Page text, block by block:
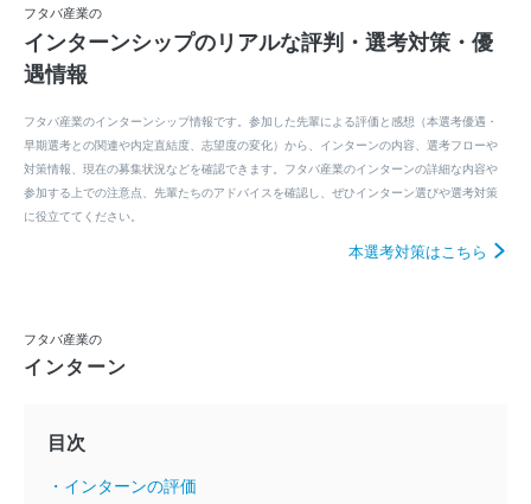
フタバ産業の
インターンシップのリアルな評判・選考対策・優
遇情報
フタバ産業のインターンシップ情報です。参加した先輩による評価と感想（本選考優遇・
早期選考との関連や内定直結度、志望度の変化）から、インターンの内容、選考フローや
対策情報、現在の募集状況などを確認できます。フタバ産業のインターンの詳細な内容や
参加する上での注意点、先輩たちのアドバイスを確認し、ぜひインターン選びや選考対策
に役立ててください。
本選考対策はこちら
フタバ産業の
インターン
目次
・インターンの評価